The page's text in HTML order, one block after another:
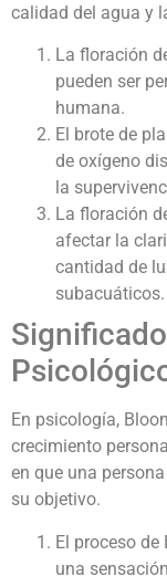
calidad del agua y
La floración
pueden ser
humana.
El brote de
de oxígeno
la
La floración
afectar la
cantidad de
subacuáticos.
En psicología,
crecimiento
en que una
su objetivo.
El proceso
una